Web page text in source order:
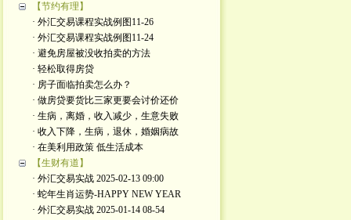
【节约有理】
· 外汇交易课程实战例图11-26
· 外汇交易课程实战例图11-24
· 避免房屋被没收拍卖的方法
· 轻松取得房贷
· 房子面临拍卖怎么办？
· 做房贷要货比三家更要会讨价还价
· 生病，离婚，收入减少，生意失败
· 收入下降，生病，退休，婚姻病故
· 在美利用政策 低生活成本
【生财有道】
· 外汇交易实战 2025-02-13 09:00
· 蛇年生肖运势-HAPPY NEW YEAR
· 外汇交易实战 2025-01-14 08-54